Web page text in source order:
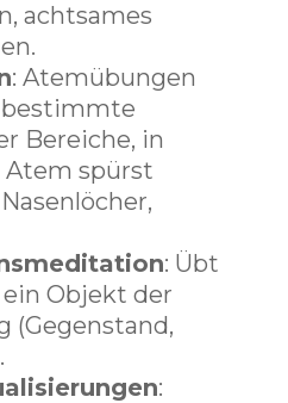
achtsames
: Atemübungen
Bereiche, in
Atem spürst
: Übt
Objekt der
(Gegenstand,
: